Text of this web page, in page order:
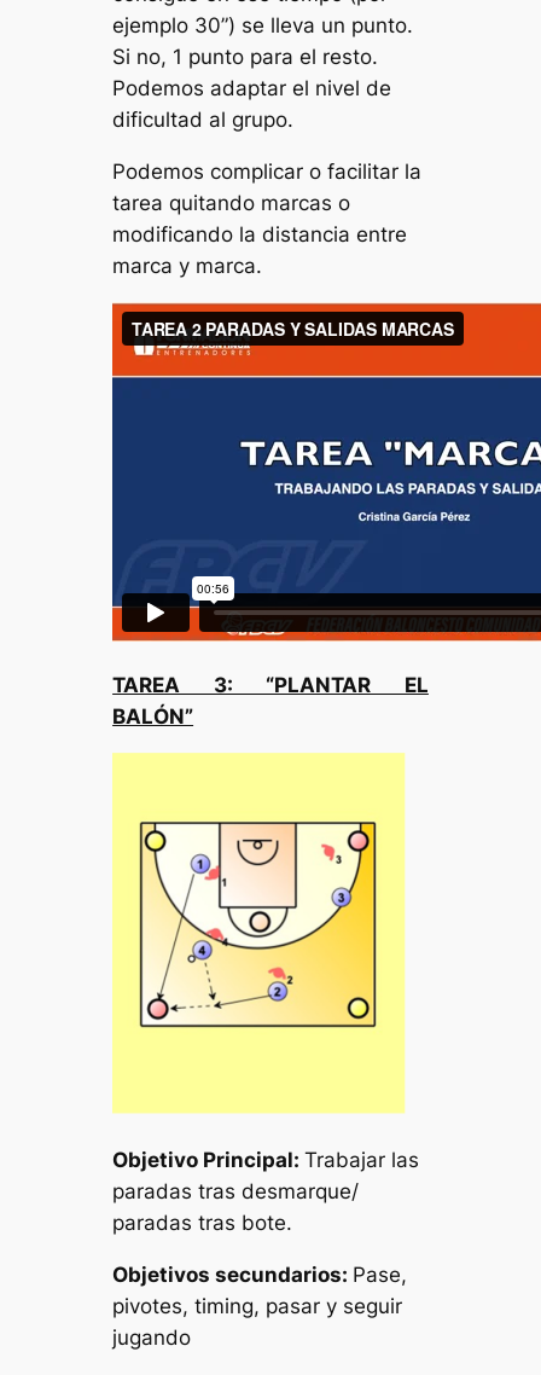
ejemplo 30”) se lleva un punto.
Si no, 1 punto para el resto.
Podemos adaptar el nivel de
dificultad al grupo.
Podemos complicar o facilitar la
tarea quitando marcas o
modificando la distancia entre
marca y marca.
TAREA 3: “PLANTAR EL
BALÓN”
Objetivo Principal:Trabajar las
paradas tras desmarque/
paradas tras bote.
Objetivos secundarios: Pase,
pivotes, timing, pasar y seguir
jugando